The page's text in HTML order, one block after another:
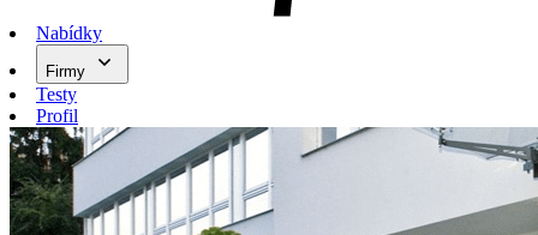
Nabídky
Firmy
Testy
Profil